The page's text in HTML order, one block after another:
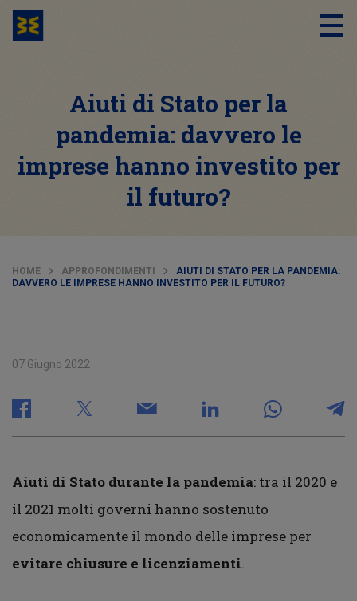
Aiuti di Stato per la
pandemia: davvero le
imprese hanno investito per
il futuro?
HOME APPROFONDIMENTI
AIUTI DI STATO PER LA PANDEMIA:
DAVVERO LE IMPRESE HANNO INVESTITO PER IL FUTURO?
07 Giugno 2022
Aiuti di Stato durante la pandemia: tra il 2020 e
il 2021 molti governi hanno sostenuto
economicamente il mondo delle imprese per
evitare chiusure e licenziamenti.